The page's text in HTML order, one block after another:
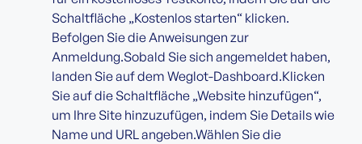
Schaltfläche „Kostenlos starten“ klicken.
Befolgen Sie die Anweisungen zur
Anmeldung.Sobald Sie sich angemeldet haben,
landen Sie auf dem Weglot-Dashboard.Klicken
Sie auf die Schaltfläche „Website hinzufügen“,
um Ihre Site hinzuzufügen, indem Sie Details wie
Name und URL angeben.Wählen Sie die